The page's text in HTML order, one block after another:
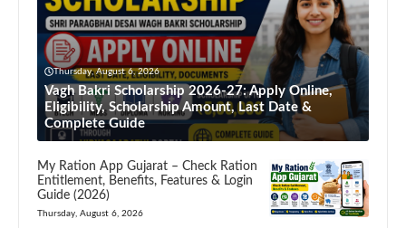
Thursday, August 6, 2026
Vagh Bakri Scholarship 2026-27: Apply Online,
Eligibility, Scholarship Amount, Last Date &
Complete Guide
My Ration App Gujarat – Check Ration
Entitlement, Benefits, Features & Login
Guide (2026)
Thursday, August 6, 2026